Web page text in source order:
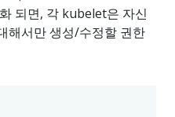
되면, 각 kubelet은 자신
해서만 생성/수정할 권한